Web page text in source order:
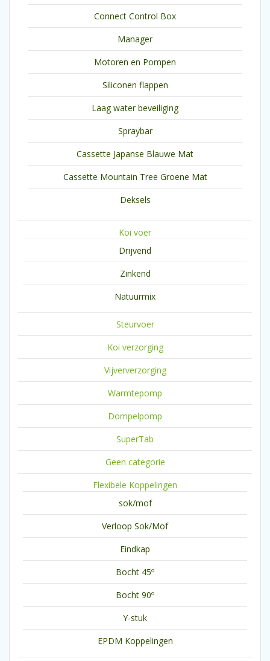
Connect Control Box
Manager
Motoren en Pompen
Siliconen flappen
Laag water beveiliging
Spraybar
Cassette Japanse Blauwe Mat
Cassette Mountain Tree Groene Mat
Deksels
Koi voer
Drijvend
Zinkend
Natuurmix
Steurvoer
Koi verzorging
Vijververzorging
Warmtepomp
Dompelpomp
SuperTab
Geen categorie
Flexibele Koppelingen
sok/mof
Verloop Sok/Mof
Eindkap
Bocht 45º
Bocht 90º
Y-stuk
EPDM Koppelingen